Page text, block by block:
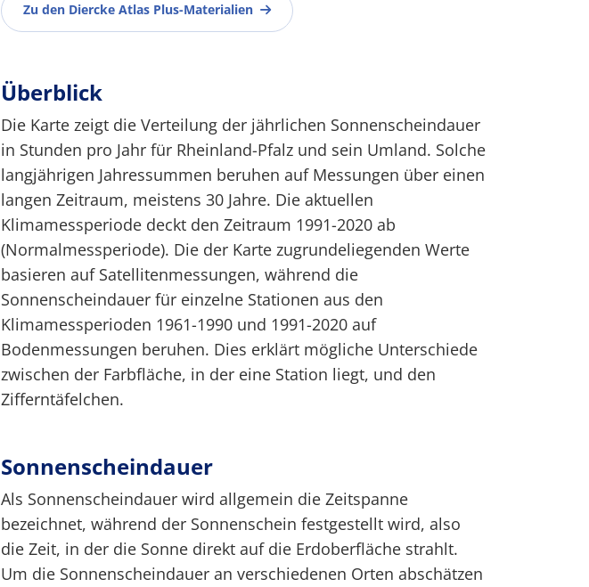
Zu den Diercke Atlas Plus-Materialien
Überblick
Die Karte zeigt die Verteilung der jährlichen Sonnenscheindauer
in Stunden pro Jahr für Rheinland-Pfalz und sein Umland. Solche
langjährigen Jahressummen beruhen auf Messungen über einen
langen Zeitraum, meistens 30 Jahre. Die aktuellen
Klimamessperiode deckt den Zeitraum 1991-2020 ab
(Normalmessperiode). Die der Karte zugrundeliegenden Werte
basieren auf Satellitenmessungen, während die
Sonnenscheindauer für einzelne Stationen aus den
Klimamessperioden 1961-1990 und 1991-2020 auf
Bodenmessungen beruhen. Dies erklärt mögliche Unterschiede
zwischen der Farbfläche, in der eine Station liegt, und den
Zifferntäfelchen.
Sonnenscheindauer
Als Sonnenscheindauer wird allgemein die Zeitspanne
bezeichnet, während der Sonnenschein festgestellt wird, also
die Zeit, in der die Sonne direkt auf die Erdoberfläche strahlt.
Um die Sonnenscheindauer an verschiedenen Orten abschätzen